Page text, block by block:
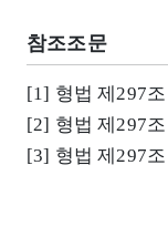
참조조문
[1] 형법 제297조
[2] 형법 제297조
[3] 형법 제297조